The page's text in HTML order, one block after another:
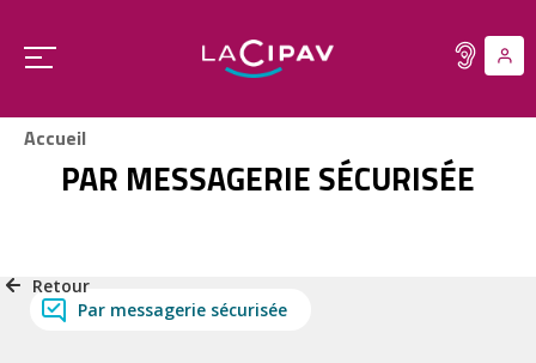
contenu
Ouvrir
menu
Accueil
PAR MESSAGERIE SÉCURISÉE
Retour
Par messagerie sécurisée